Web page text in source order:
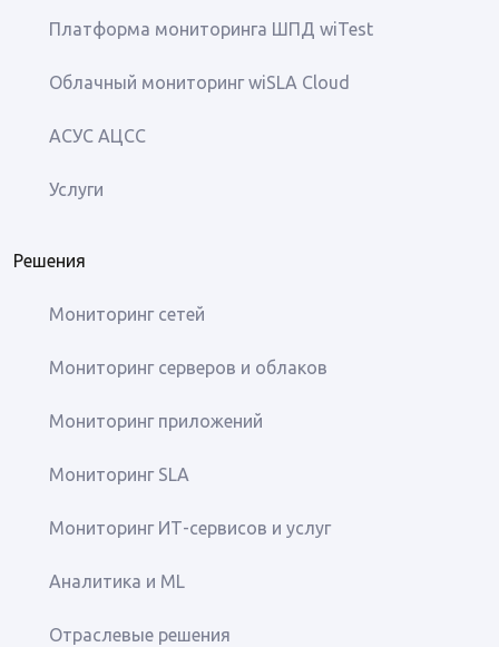
Платформа мониторинга ШПД wiTest
Облачный мониторинг wiSLA Cloud
АСУС АЦСС
Услуги
Решения
Мониторинг сетей
Мониторинг серверов и облаков
Мониторинг приложений
Мониторинг SLA
Мониторинг ИТ-сервисов и услуг
Аналитика и ML
Отраслевые решения